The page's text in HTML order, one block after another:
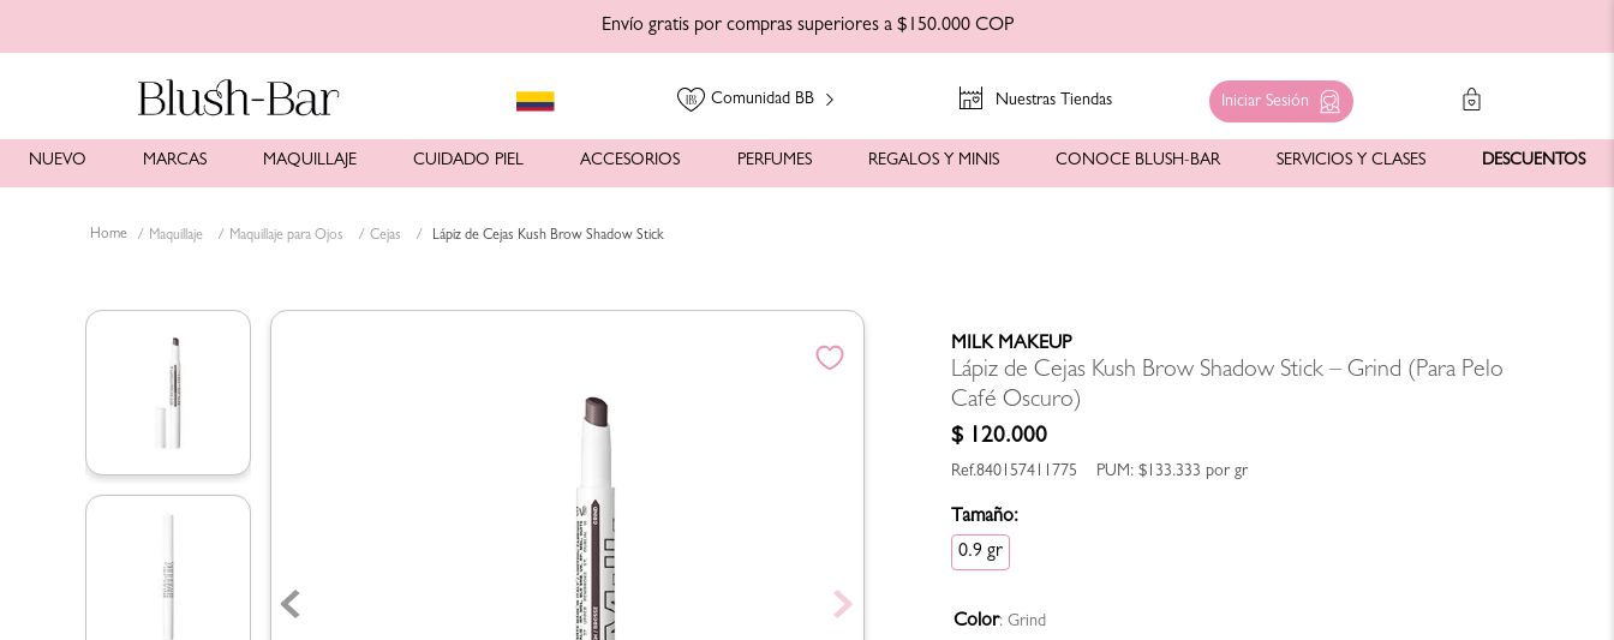
Envío gratis por compras superiores a $150.000 COP
Comunidad BB Nuestras Tiendas Iniciar Sesión
NUEVO MARCAS MAQUILLAJE CUIDADO PIEL ACCESORIOS PERFUMES REGALOS Y MINIS CONOCE BLUSH-BAR SERVICIOS Y CLASES DESCUENTOS
Maquillaje Maquillaje para Ojos Cejas Lápiz de Cejas Kush Brow Shadow Stick
MILK MAKEUP
Lápiz de Cejas Kush Brow Shadow Stick – Grind (Para Pelo
Café Oscuro)
$ 120.000
840157411775 PUM:$133.333 porgr
Tamaño:
0.9 gr
Color: Grind